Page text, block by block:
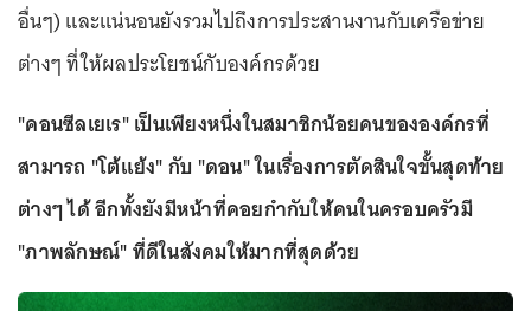
อื่นๆ) และแน่นอนยังรวมไปถึงการประสานงานกับเครือข่าย
ต่างๆ ที่ให้ผลประโยชน์กับองค์กรด้วย
"คอนซีลเยเร" เป็นเพียงหนึ่งในสมาชิกน้อยคนขององค์กรที่
สามารถ "โต้แย้ง" กับ "ดอน" ในเรื่องการตัดสินใจขั้นสุดท้าย
ต่างๆ ได้อีกทั้งยังมีหน้าที่คอยกำกับให้คนในครอบครัวมี
"ภาพลักษณ์" ที่ดีในสังคมให้มากที่สุดด้วย